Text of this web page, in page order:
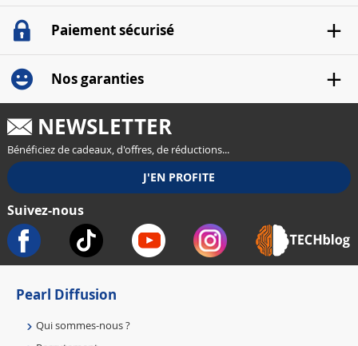
Paiement sécurisé
Nos garanties
NEWSLETTER
Bénéficiez de cadeaux, d'offres, de réductions...
Suivez-nous
Pearl Diffusion
Qui sommes-nous ?